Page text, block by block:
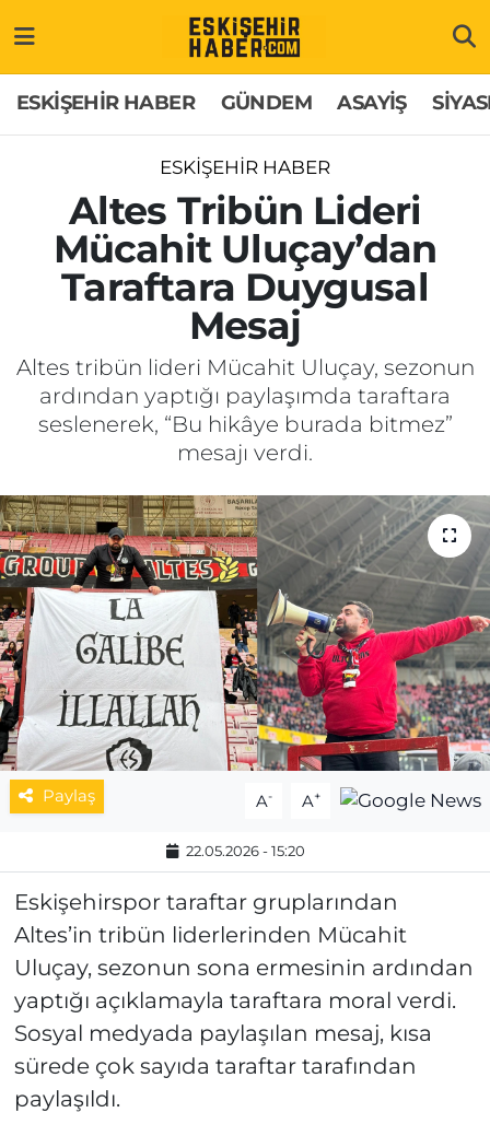
ESKİŞEHİR HABER GÜNDEM ASAYİŞ
ESKİŞEHİR HABER
Altes Tribün Lideri
Mücahit Uluçay’dan
Taraftara Duygusal
Mesaj
Altes tribün lideri Mücahit Uluçay, sezonun
ardından yaptığı paylaşımda taraftara
seslenerek, “Bu hikâye burada bitmez”
mesajı verdi.
Paylaş A- A+
22.05.2026 - 15:20
Eskişehirspor taraftar gruplarından
Altes’in tribün liderlerinden Mücahit
Uluçay, sezonun sona ermesinin ardından
yaptığı açıklamayla taraftara moral verdi.
Sosyal medyada paylaşılan mesaj, kısa
sürede çok sayıda taraftar tarafından
paylaşıldı.
GÜNDEM
ASAYİŞ
SİYASET
EKONOMİ
SAĞLIK
EĞİTİM
MAGAZİN
ESKİŞEHİRSPOR
Hakkımızda
İletişim
Künye
Odunpazarı Trafik Yoğunluk Haritası
Süper Lig Puan Durumu ve Fikstür
Tüm Manşetler
Son Dakika Haberleri
Haber Arşivi